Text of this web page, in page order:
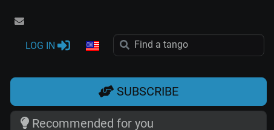
LOG IN
SUBSCRIBE
Recommended for you